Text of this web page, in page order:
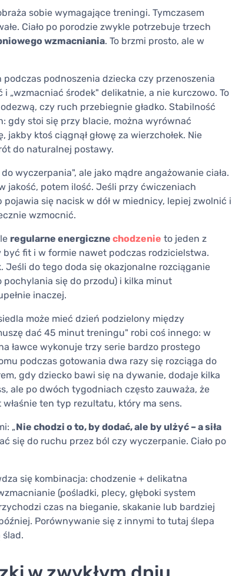
sobie wymagające treningi. Tymczasem
Ciało po porodzie zwykle potrzebuje trzech
wzmacniania. To brzmi prosto, ale w
podnoszenia dziecka czy przenoszenia
środek" delikatnie, a nie kurczowo. To
czy ruch przebiegnie gładko. Stabilność
gdy stoi się przy blacie, można wyrównać
ktoś ciągnął głowę za wierzchołek. Nie
do naturalnej postawy.
wyczerpania", ale jako mądre angażowanie ciała.
jakość, potem ilość. Jeśli przy ćwiczeniach
się nacisk w dół w miednicy, lepiej zwolnić i
wzmocnić.
regularne energiczne chodzenie to jeden z
fit i w formie nawet podczas rodzicielstwa.
Jeśli do tego doda się okazjonalne rozciąganie
się do przodu) i kilka minut
inaczej.
może mieć dzień podzielony między
dać 45 minut treningu" robi coś innego: w
ławce wykonuje trzy serie bardzo prostego
podczas gotowania dwa razy się rozciąga do
gdy dziecko bawi się na dywanie, dodaje kilka
ale po dwóch tygodniach często zauważa, że
właśnie ten typ rezultatu, który ma sens.
„Nie chodzi o to, by dodać, ale by ulżyć – a siła
się do ruchu przez ból czy wyczerpanie. Ciało po
się kombinacja: chodzenie + delikatna
(pośladki, plecy, głęboki system
czas na bieganie, skakanie lub bardziej
Porównywanie się z innymi to tutaj ślepa
ślad.